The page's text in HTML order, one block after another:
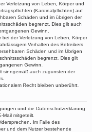
Verletzung von Leben, Körper und
(Kardinalpflichten) auf
Schäden und im übrigen der
begrenzt. Dies gilt auch
Gewinn.
der Verletzung von Leben, Körper
Verhalten des Betreibers
Schäden und im Übrigen
begrenzt. Dies gilt
Gewinn.
sinngemäß auch zugunsten der
Recht bleiben unberührt.
und die Datenschutzerklärung
mitgeteilt.
Im Falle des
und dem Nutzer bestehende